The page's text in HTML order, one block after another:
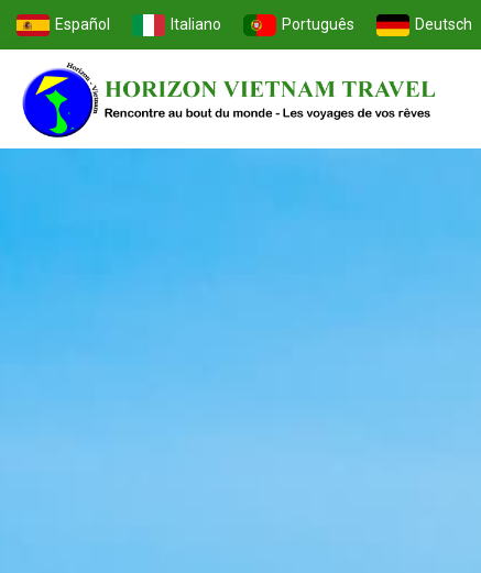
Español Italiano Português Deutsch